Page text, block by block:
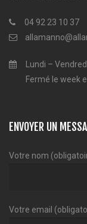
04 92 23 10 37
Lundi –
Fermé le week
ENVOYER UN
Votre nom
Votre email